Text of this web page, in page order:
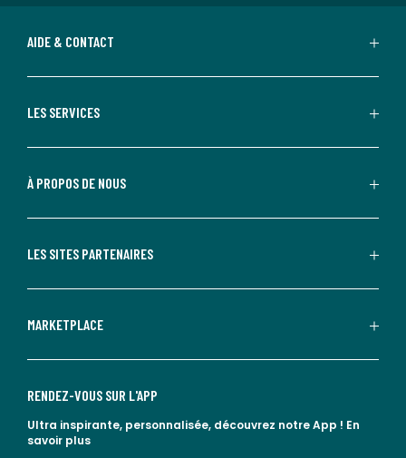
AIDE & CONTACT
LES SERVICES
À PROPOS DE NOUS
LES SITES PARTENAIRES
MARKETPLACE
RENDEZ-VOUS SUR L'APP
Ultra inspirante, personnalisée, découvrez notre App ! En
savoir plus